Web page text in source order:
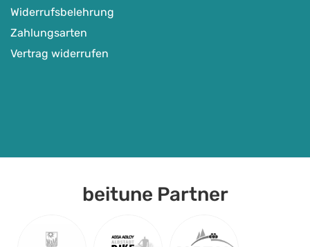
Widerrufsbelehrung
Zahlungsarten
Vertrag widerrufen
beitune Partner